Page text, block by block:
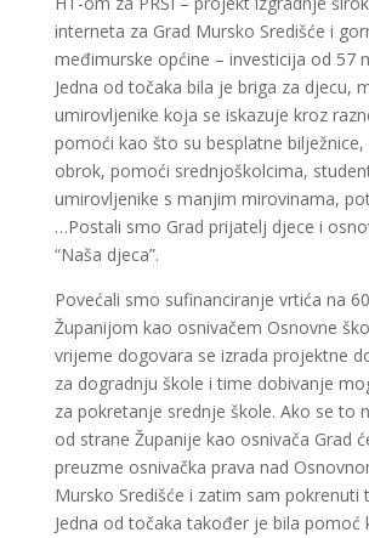
interneta za Grad Mursko Središće i
međimurske općine – investicija od 57
Jedna od točaka bila je briga za djecu,
umirovljenike koja se iskazuje kroz
pomoći kao što su besplatne bilježnice,
obrok, pomoći srednjoškolcima,
umirovljenike s manjim mirovinama,
…Postali smo Grad prijatelj djece i
“Naša djeca”.
Povećali smo sufinanciranje vrtića na
Županijom kao osnivačem Osnovne
vrijeme dogovara se izrada projektne
za dogradnju škole i time dobivanje
za pokretanje srednje škole. Ako se to
od strane Županije kao osnivača Grad
preuzme osnivačka prava nad
Mursko Središće i zatim sam pokrenuti
Jedna od točaka također je bila pomoć